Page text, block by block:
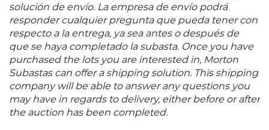
solución de envío. La empresa de envío podrá
responder cualquier pregunta que pueda tener con
respecto a la entrega, ya sea antes o después de
que se haya completado la subasta. Once you have
purchased the lots you are interested in, Morton
Subastas can offer a shipping solution. This shipping
company will be able to answer any questions you
may have in regards to delivery, either before or after
the auction has been completed.